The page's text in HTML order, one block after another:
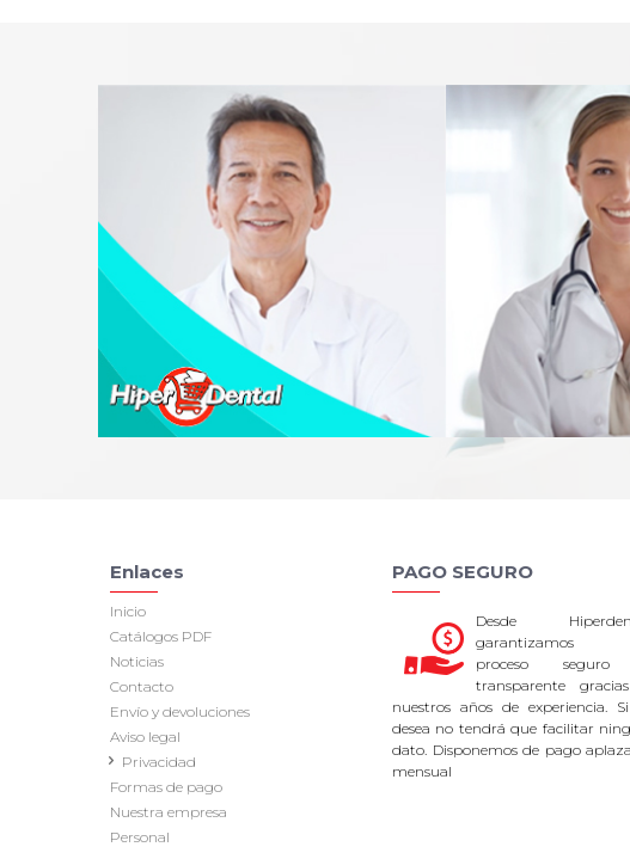
Enlaces
Inicio
Catálogos PDF
Noticias
Contacto
Envío y devoluciones
Aviso legal
Privacidad
Formas de pago
Nuestra empresa
Personal
PAGO SEGURO
Desde
garantizamos
proceso
transparente
nuestros años de experiencia.
desea no tendrá que facilitar
dato. Disponemos de pago
mensual